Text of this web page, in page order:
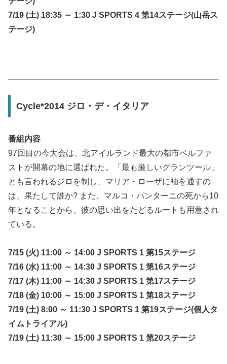
7/19 (土) 18:35 ～ 1:30 J SPORTS 4 第14ステージ(山岳ス
テージ)
Cycle*2014 ジロ・デ・イタリア
番組内容
97回目の今大会は、北アイルランド最大の都市ベルファ
ストが開幕の地に選ばれた。「最も厳しいグランツール」
とも言われるジロを制し、マリア・ローザに袖を通すの
は、果たして誰か? また、マルコ・パンターニの死から10
年となることから、彼の思い出をたどるルートも用意され
ている。
7/15 (火) 11:00 ～ 14:00 J SPORTS 1 第15ステージ
7/16 (水) 11:00 ～ 14:30 J SPORTS 1 第16ステージ
7/17 (木) 11:00 ～ 14:30 J SPORTS 1 第17ステージ
7/18 (金) 10:00 ～ 15:00 J SPORTS 1 第18ステージ
7/19 (土) 8:00 ～ 11:30 J SPORTS 1 第19ステージ(個人タ
イムトライアル)
7/19 (土) 11:30 ～ 15:00 J SPORTS 1 第20ステージ